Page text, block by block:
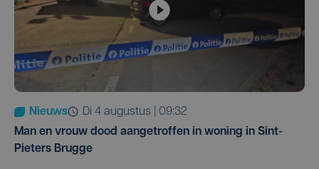
Nieuws
di 4 augustus | 09:32
Man en vrouw dood aangetroffen in woning in Sint-
Pieters Brugge